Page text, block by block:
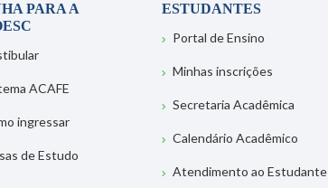
PARA A
ACAFE
ingressar
de Estudo
ESTUDANTES
Portal de Ensino
Minhas inscrições
Secretaria Acadêmica
Calendário Acadêmico
Atendimento ao Estudante